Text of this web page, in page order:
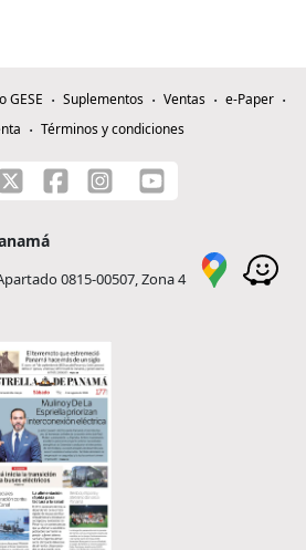
GESE Suplementos Ventas
e-Paper
Términos y condiciones
0815-00507, Zona 4